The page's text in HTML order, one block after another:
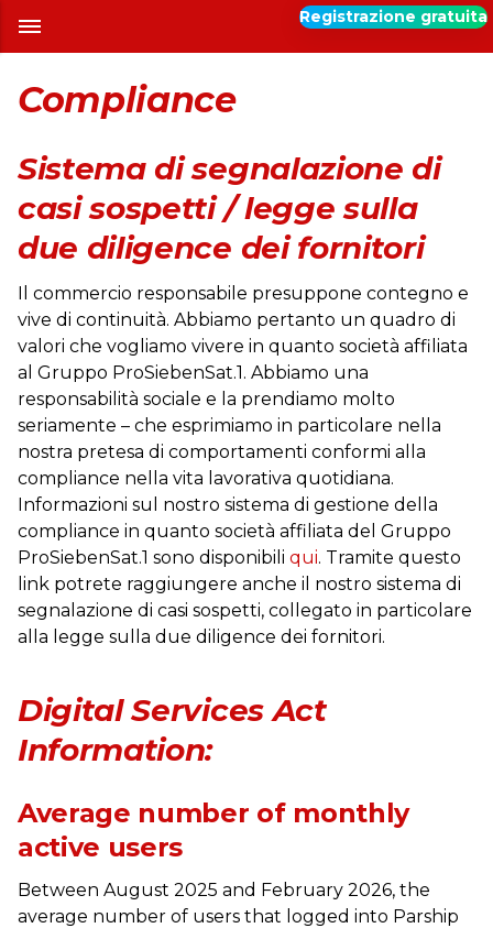
Registrazione gratuita
Compliance
Sistema di segnalazione di
casi sospetti / legge sulla
due diligence dei fornitori
Il commercio responsabile presuppone contegno e
vive di continuità. Abbiamo pertanto un quadro di
valori che vogliamo vivere in quanto società affiliata
al Gruppo ProSiebenSat.1. Abbiamo una
responsabilità sociale e la prendiamo molto
seriamente – che esprimiamo in particolare nella
nostra pretesa di comportamenti conformi alla
compliance nella vita lavorativa quotidiana.
Informazioni sul nostro sistema di gestione della
compliance in quanto società affiliata del Gruppo
ProSiebenSat.1 sono disponibili qui. Tramite questo
link potrete raggiungere anche il nostro sistema di
segnalazione di casi sospetti, collegato in particolare
alla legge sulla due diligence dei fornitori.
Digital Services Act
Information:
Average number of monthly
active users
Between August 2025 and February 2026, the
average number of users that logged into Parship